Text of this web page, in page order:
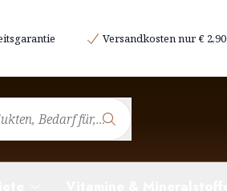
Versandkosten nur € 2,90
vorbeugen?